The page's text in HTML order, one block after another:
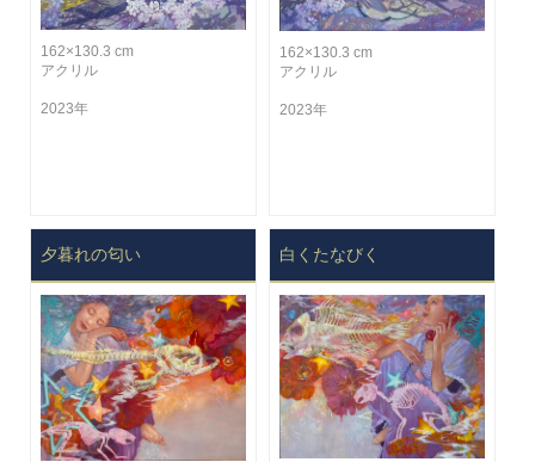
162×130.3 cm
アクリル
2023年
162×130.3 cm
アクリル
2023年
夕暮れの匂い 白くたなびく